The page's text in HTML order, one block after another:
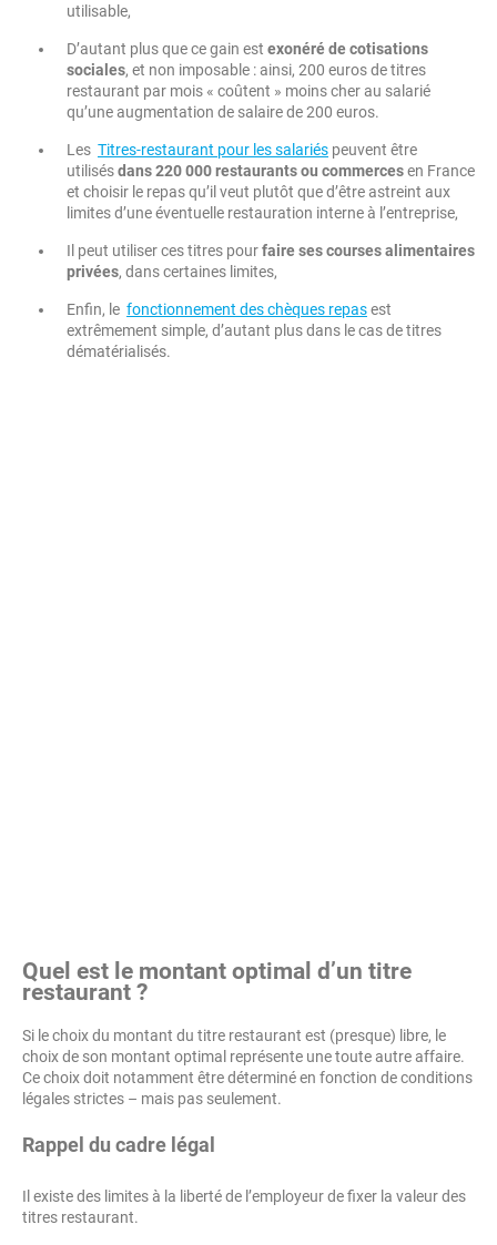
utilisable,
D’autant plus que ce gain est exonéré de cotisations
sociales, et non imposable : ainsi, 200 euros de titres
restaurant par mois « coûtent » moins cher au salarié
qu’une augmentation de salaire de 200 euros.
Les Titres-restaurant pour les salariés peuvent être
utilisésdans 220 000 restaurants ou commercesen France
et choisir le repas qu’il veut plutôt que d’être astreint aux
limites d’une éventuelle restauration interne à l’entreprise,
Il peut utiliser ces titres pourfaire ses courses alimentaires
privées, dans certaines limites,
Enfin, le fonctionnement des chèques repasest
extrêmement simple, d’autant plus dans le cas de titres
dématérialisés.
Quel est le montant optimal d’un titre
restaurant ?
Si le choix du montant du titre restaurant est (presque) libre, le
choix de son montant optimal représente une toute autre affaire.
Ce choix doit notamment être déterminé en fonction de conditions
légales strictes – mais pas seulement.
Rappel du cadre légal
Il existe des limites à la liberté de l’employeur de fixer la valeur des
titres restaurant.